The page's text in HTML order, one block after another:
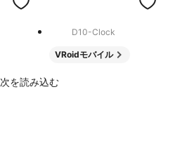
D10-Clock
VRoidモバイル
次を読み込む